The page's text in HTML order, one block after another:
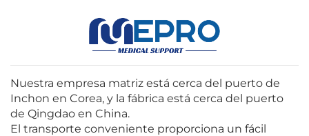
Nuestra empresa matriz está cerca del puerto de
Inchon en Corea, y la fábrica está cerca del puerto
de Qingdao en China.
El transporte conveniente proporciona un fácil